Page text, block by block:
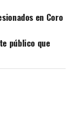
en Coro
público que